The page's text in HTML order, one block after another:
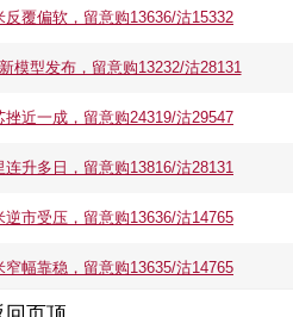
反覆偏软，留意购13636/沽15332
模型发布，留意购13232/沽28131
挫近一成，留意购24319/沽29547
连升多日，留意购13816/沽28131
逆市受压，留意购13636/沽14765
窄幅靠稳，留意购13635/沽14765